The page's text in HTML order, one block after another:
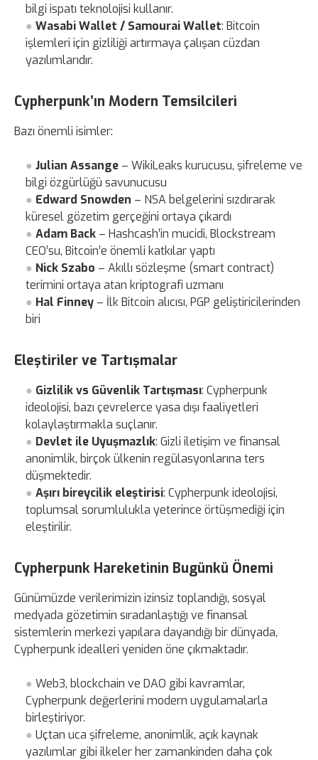
bilgi ispatı teknolojisi kullanır.
Wasabi Wallet / Samourai Wallet: Bitcoin
işlemleri için gizliliği artırmaya çalışan cüzdan
yazılımlarıdır.
Cypherpunk’ın Modern Temsilcileri
Bazı önemli isimler:
Julian Assange – WikiLeaks kurucusu, şifreleme ve
bilgi özgürlüğü savunucusu
Edward Snowden – NSA belgelerini sızdırarak
küresel gözetim gerçeğini ortaya çıkardı
Adam Back – Hashcash’in mucidi, Blockstream
CEO’su, Bitcoin’e önemli katkılar yaptı
Nick Szabo – Akıllı sözleşme (smart contract)
terimini ortaya atan kriptografi uzmanı
Hal Finney – İlk Bitcoin alıcısı, PGP geliştiricilerinden
biri
Eleştiriler ve Tartışmalar
Gizlilik vs Güvenlik Tartışması: Cypherpunk
ideolojisi, bazı çevrelerce yasa dışı faaliyetleri
kolaylaştırmakla suçlanır.
Devlet ile Uyuşmazlık: Gizli iletişim ve finansal
anonimlik, birçok ülkenin regülasyonlarına ters
düşmektedir.
Aşırı bireycilik eleştirisi: Cypherpunk ideolojisi,
toplumsal sorumlulukla yeterince örtüşmediği için
eleştirilir.
Cypherpunk Hareketinin Bugünkü Önemi
Günümüzde verilerimizin izinsiz toplandığı, sosyal
medyada gözetimin sıradanlaştığı ve finansal
sistemlerin merkezi yapılara dayandığı bir dünyada,
Cypherpunk idealleri yeniden öne çıkmaktadır.
Web3, blockchain ve DAO gibi kavramlar,
Cypherpunk değerlerini modern uygulamalarla
birleştiriyor.
Uçtan uca şifreleme, anonimlik, açık kaynak
yazılımlar gibi ilkeler her zamankinden daha çok